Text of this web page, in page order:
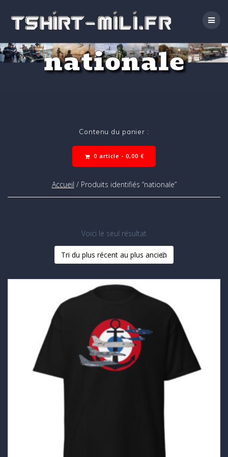
au
contenu
nationale
Contenu du panier :
0 article - 0,00 €
Accueil / Produits identifiés “nationale”
Voici le seul résultat